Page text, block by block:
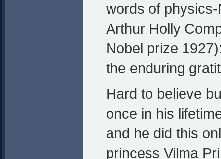
words of
Arthur Holly
Nobel prize
the enduring
Hard to believe
once in his
and he did this
princess Vilma